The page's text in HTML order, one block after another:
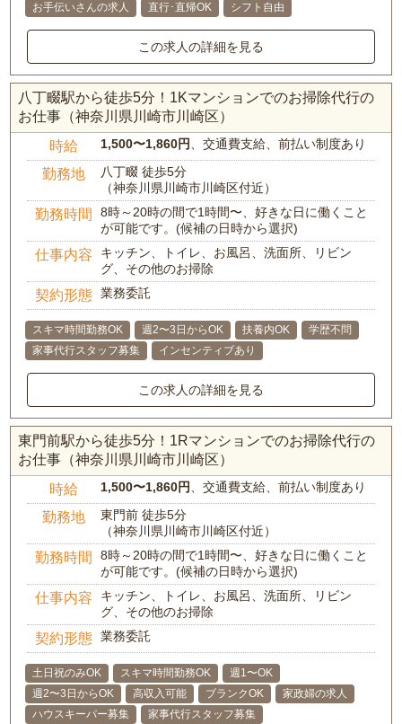
お手伝いさんの求人
直行･直帰OK シフト自由
この求人の詳細を見る
八丁畷駅から徒歩5分！1Kマンションでのお掃除代行の
お仕事（神奈川県川崎市川崎区）
時給 1,500〜1,860円 、交通費支給、前払い制度あり
勤務地
八丁畷 徒歩5分
（神奈川県川崎市川崎区付近）
勤務時間
8時～20時の間で1時間〜、好きな日に働くこと
が可能です。(候補の日時から選択)
仕事内容
キッチン、トイレ、お風呂、洗面所、リビン
グ、その他のお掃除
契約形態 業務委託
スキマ時間勤務OK 週2〜3日からOK 扶養内OK
学歴不問
家事代行スタッフ募集
インセンティブあり
この求人の詳細を見る
東門前駅から徒歩5分！1Rマンションでのお掃除代行の
お仕事（神奈川県川崎市川崎区）
時給 1,500〜1,860円 、交通費支給、前払い制度あり
勤務地
東門前 徒歩5分
（神奈川県川崎市川崎区付近）
勤務時間
8時～20時の間で1時間〜、好きな日に働くこと
が可能です。(候補の日時から選択)
仕事内容
キッチン、トイレ、お風呂、洗面所、リビン
グ、その他のお掃除
契約形態 業務委託
土日祝のみOK スキマ時間勤務OK
週1〜OK
週2〜3日からOK
高収入可能 ブランクOK
家政婦の求人
ハウスキーパー募集
家事代行スタッフ募集